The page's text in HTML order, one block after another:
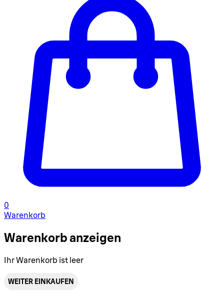
0
Warenkorb
Warenkorb anzeigen
Ihr Warenkorb ist leer
WEITER EINKAUFEN